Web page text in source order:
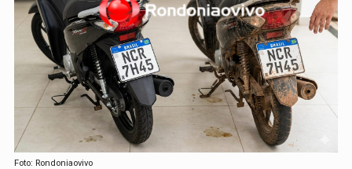
Foto: Rondoniaovivo